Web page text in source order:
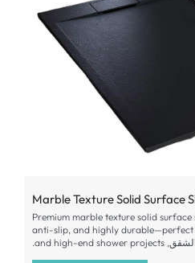
Marble Texture Solid Surface
Premium marble texture solid surface
anti-slip and highly
الشقق, and high-end shower projects